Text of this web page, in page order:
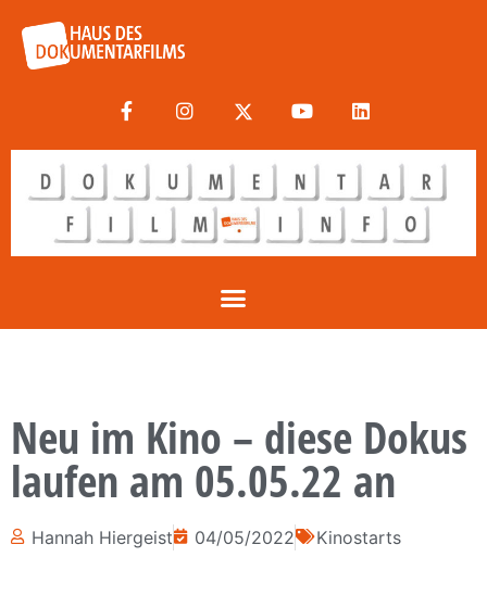
Neu im Kino – diese Dokus
laufen am 05.05.22 an
Hannah Hiergeist 04/05/2022 Kinostarts